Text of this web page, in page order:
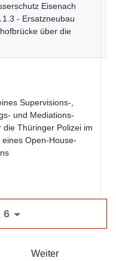
Eisenach
1.3 - Ersatzneubau
über die
Supervisions-,
und Mediations-
die Thüringer Polizei im
eines Open-House-
6
Weiter